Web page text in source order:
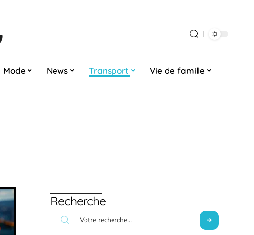
Mode News Transport Vie de famille
Recherche